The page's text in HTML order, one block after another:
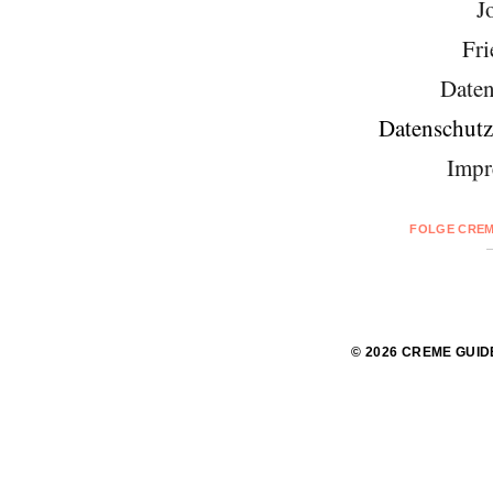
FOLGE
© 2026 CREME